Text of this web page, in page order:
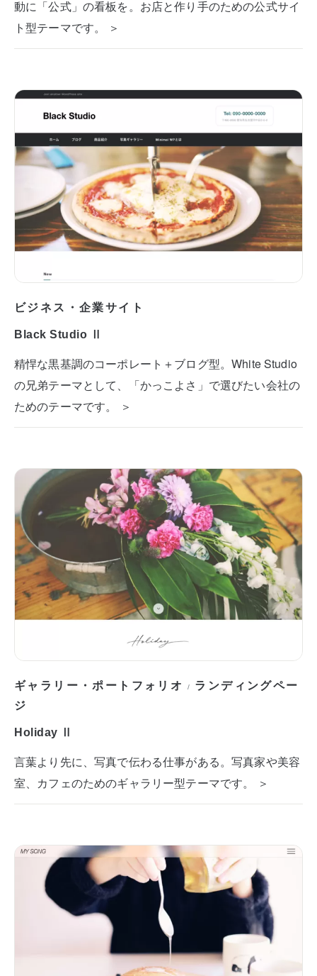
動に「公式」の看板を。お店と作り手のための公式サイ
ト型テーマです。 ＞
ビジネス・企業サイト
Black Studio Ⅱ
精悍な黒基調のコーポレート＋ブログ型。White Studio
の兄弟テーマとして、「かっこよさ」で選びたい会社の
ためのテーマです。 ＞
ギャラリー・ポートフォリオ / ランディングペー
ジ
Holiday Ⅱ
言葉より先に、写真で伝わる仕事がある。写真家や美容
室、カフェのためのギャラリー型テーマです。 ＞